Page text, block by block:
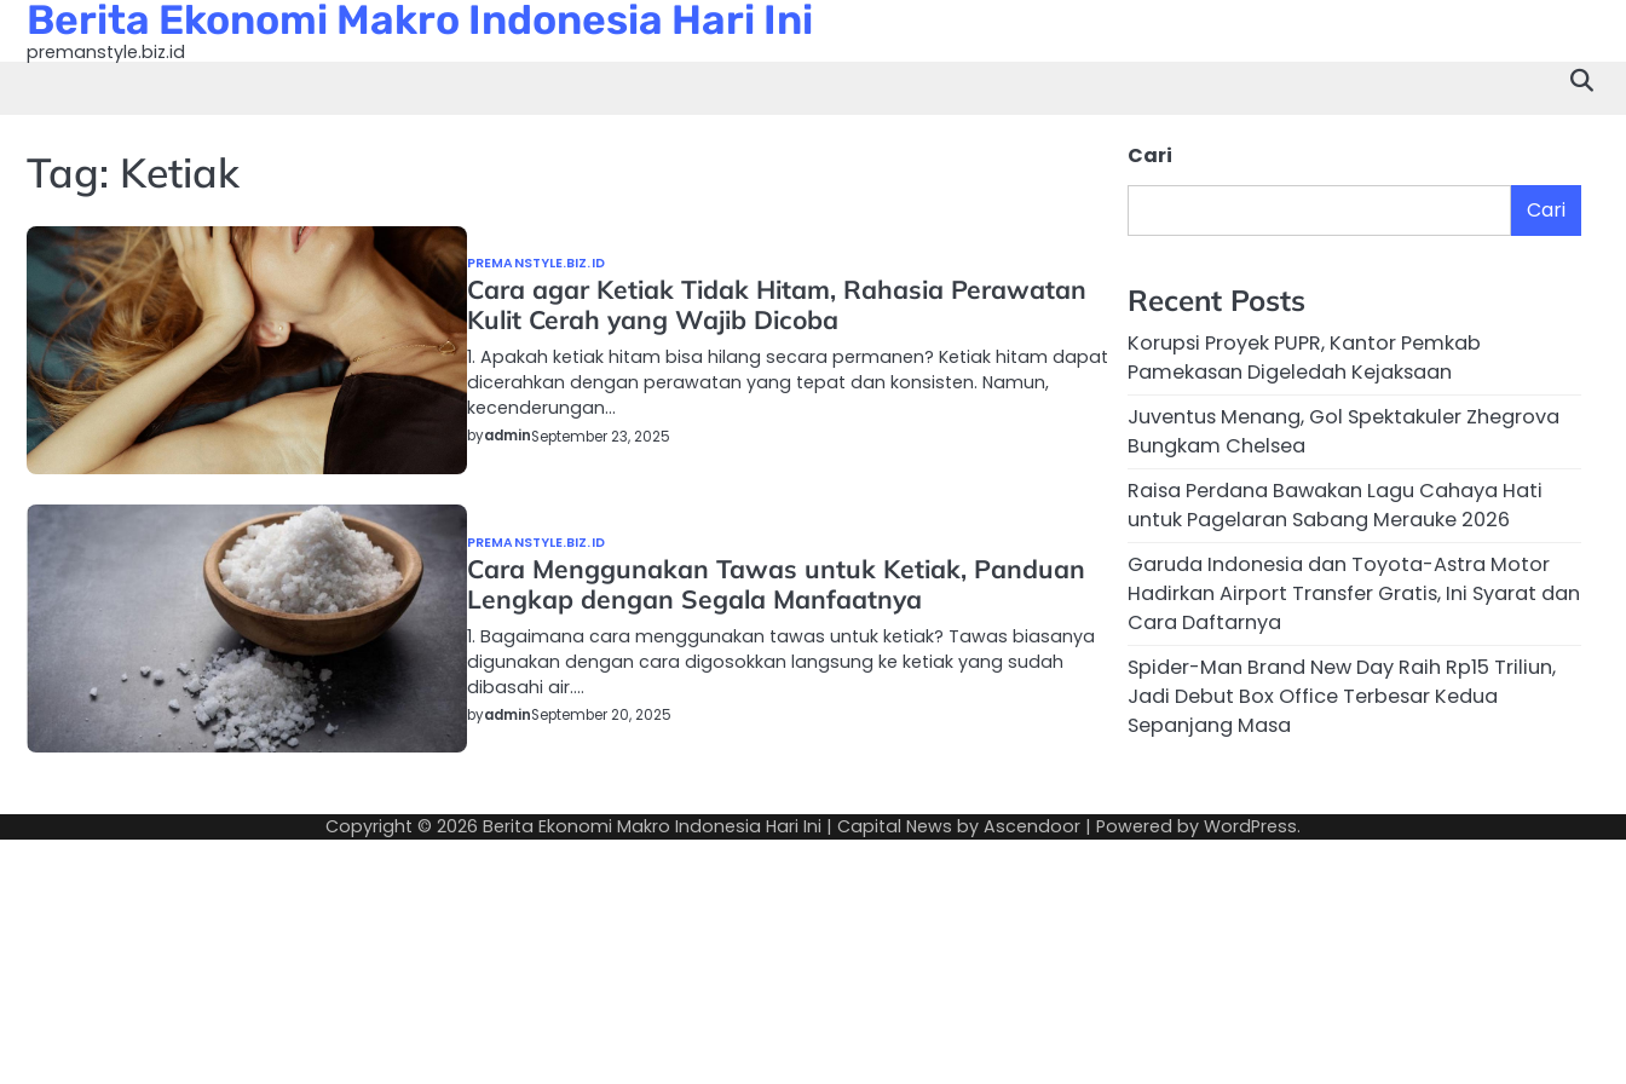
Skip
content
Berita Ekonomi Makro Indonesia Hari Ini
premanstyle.biz.id
Tag: Ketiak
PREMANSTYLE.BIZ.ID
Cara agar Ketiak Tidak Hitam, Rahasia Perawatan
Kulit Cerah yang Wajib Dicoba
1. Apakah ketiak hitam bisa hilang secara permanen? Ketiak hitam dapat
dicerahkan dengan perawatan yang tepat dan konsisten. Namun,
kecenderungan…
byadminSeptember 23, 2025
PREMANSTYLE.BIZ.ID
Cara Menggunakan Tawas untuk Ketiak, Panduan
Lengkap dengan Segala Manfaatnya
1. Bagaimana cara menggunakan tawas untuk ketiak? Tawas biasanya
digunakan dengan cara digosokkan langsung ke ketiak yang sudah
dibasahi air.…
byadminSeptember 20, 2025
Cari
Cari
Recent Posts
Korupsi Proyek PUPR, Kantor Pemkab
Pamekasan Digeledah Kejaksaan
Juventus Menang, Gol Spektakuler Zhegrova
Bungkam Chelsea
Raisa Perdana Bawakan Lagu Cahaya Hati
untuk Pagelaran Sabang Merauke 2026
Garuda Indonesia dan Toyota-Astra Motor
Hadirkan Airport Transfer Gratis, Ini Syarat dan
Cara Daftarnya
Spider-Man Brand New Day Raih Rp15 Triliun,
Jadi Debut Box Office Terbesar Kedua
Sepanjang Masa
Copyright © 2026 Berita Ekonomi Makro Indonesia Hari Ini | Capital News by Ascendoor | Powered by WordPress.